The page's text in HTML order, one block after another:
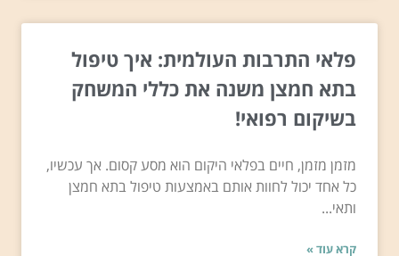
פלאי התרבות העולמית: איך טיפול
בתא חמצן משנה את כללי המשחק
בשיקום רפואי!
מזמן מזמן, חיים בפלאי היקום הוא מסע קסום. אך עכשיו,
כל אחד יכול לחוות אותם באמצעות טיפול בתא חמצן
ותאי...
קרא עוד »